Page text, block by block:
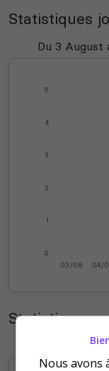
Statistiques
0
1
2
3
4
5
03/08 04/
Statistiques
Nous avons